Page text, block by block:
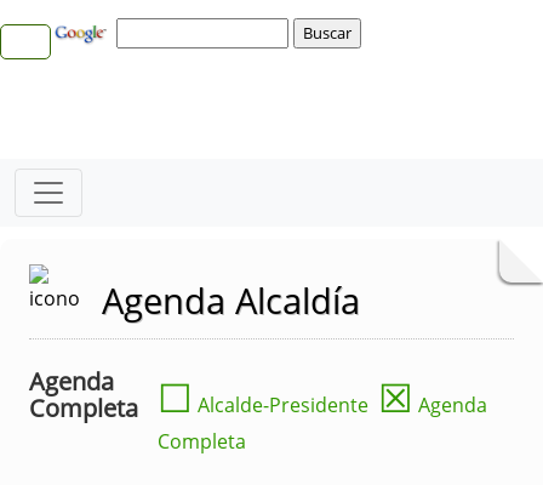
Agenda Alcaldía
Agenda
Completa
☐ Alcalde-Presidente ☒ Agenda
Completa